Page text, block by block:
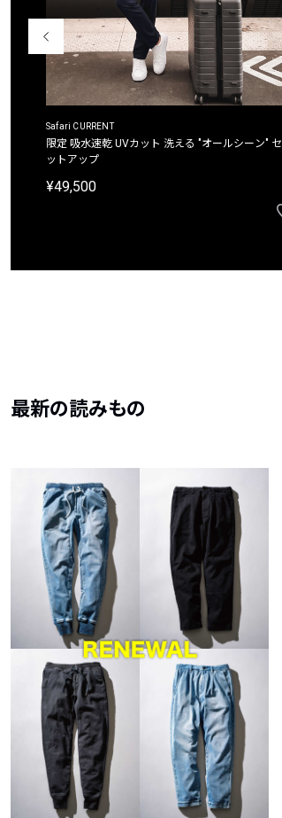
Safari CURRENT
限定 吸水速乾 UVカット 洗える "オールシーン" セ
ットアップ
¥49,500
最新の読みもの